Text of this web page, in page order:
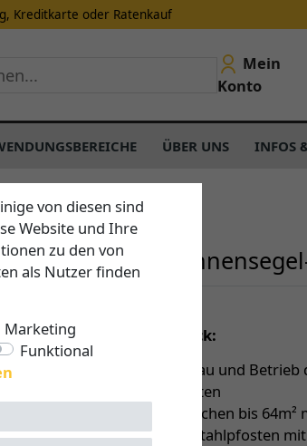
Kreditkarte oder Ratenkauf
Mein
Konto
ÜBER UNS INFOS
Schattenfix
Ganzjahres
Vorteile auf einen Blick:
Alle Teile für Aufbau und
diesem Set enthalten
Große Schattenflächen bis 64m²
stabile verzinkte Stahlpfosten
von diesen sind
Website und Ihre
zu den von
als Nutzer finden
Marketing
Funktional